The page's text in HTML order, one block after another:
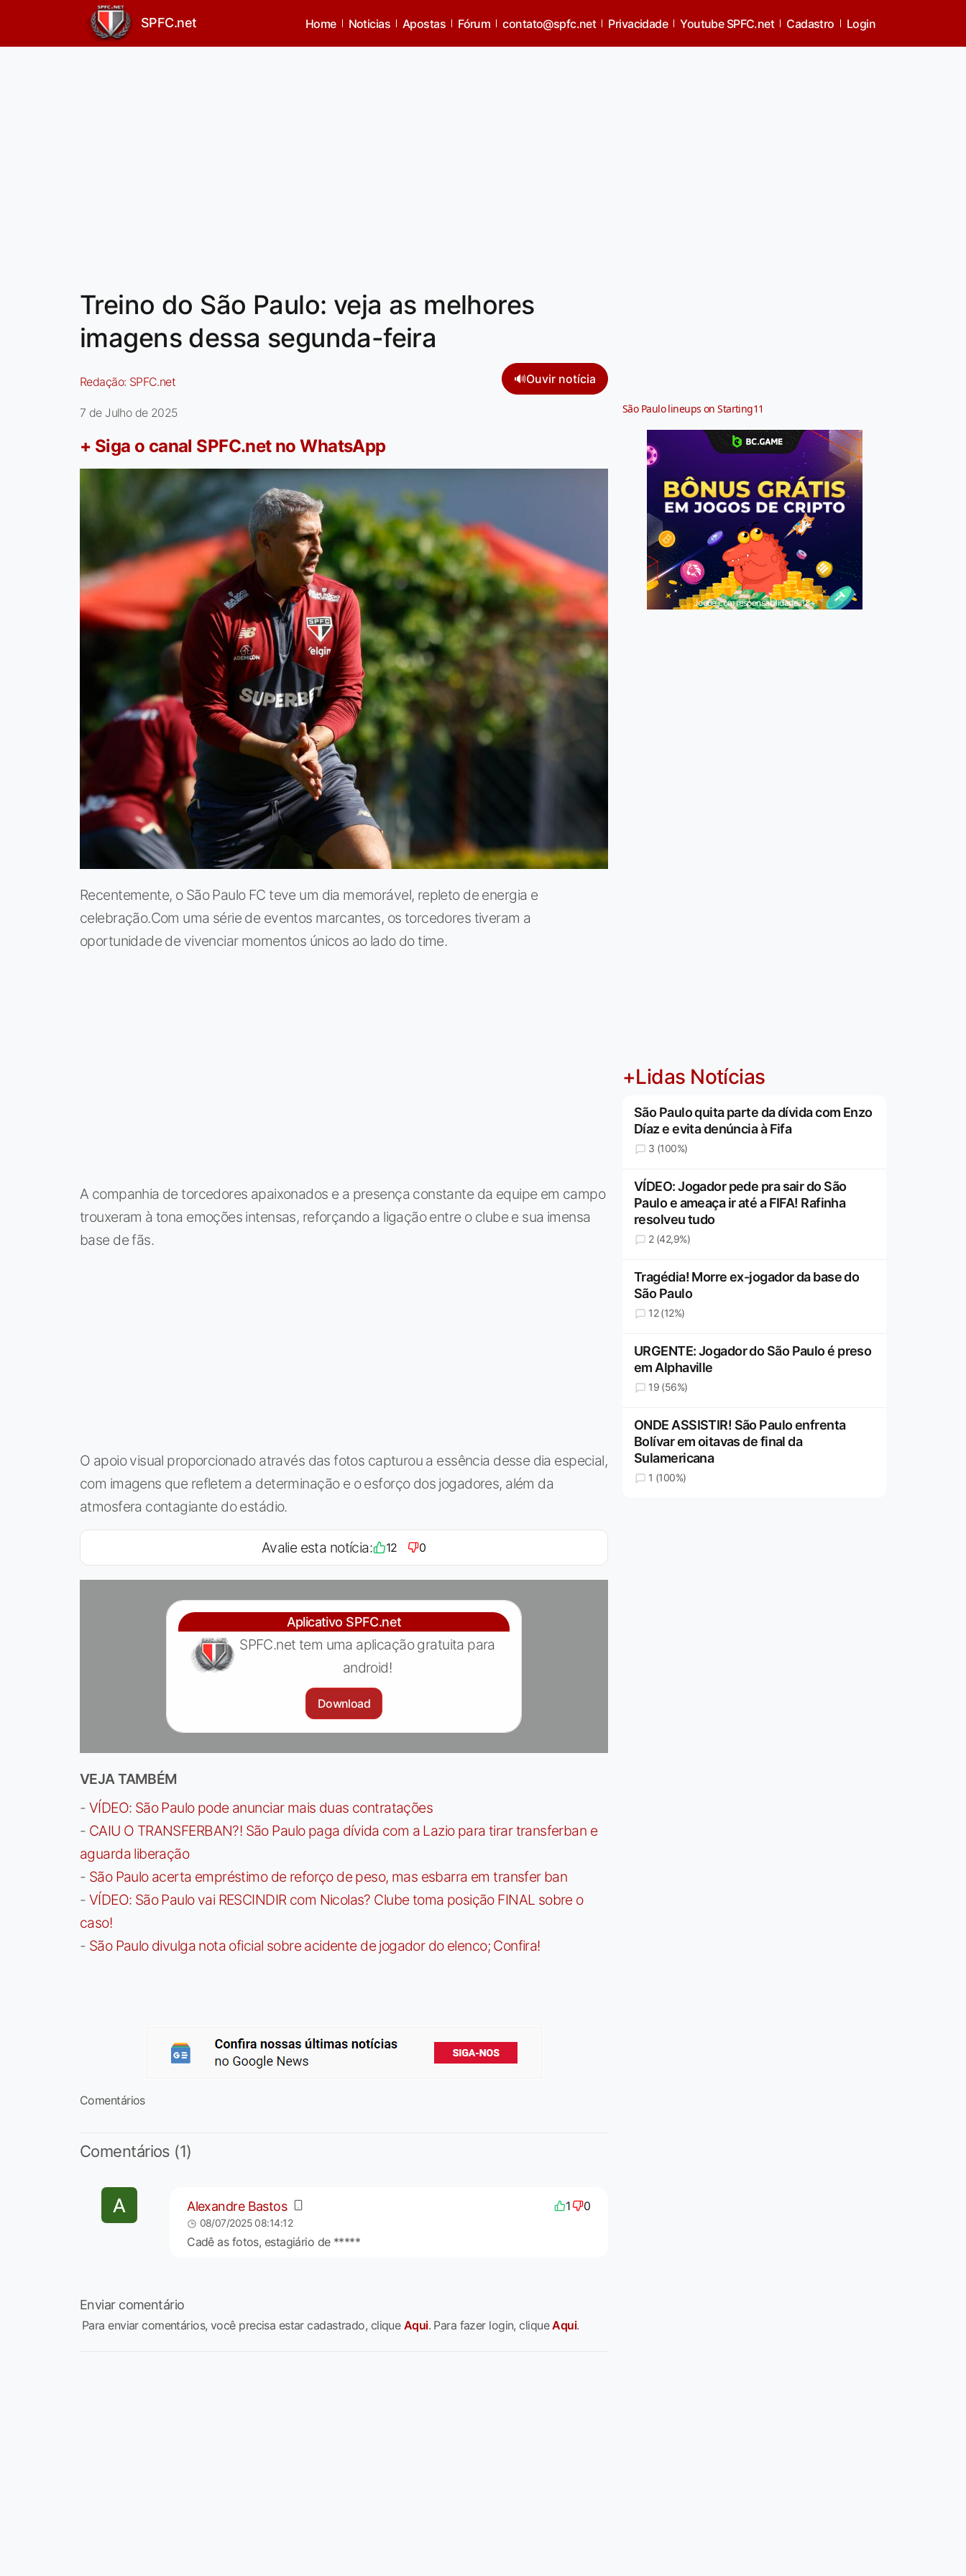
SPFC.net Home Noticias Apostas Fórum contato@spfc.net Privacidade Youtube SPFC.net Cadastro Login
Treino do São Paulo: veja as melhores
imagens dessa segunda-feira
Redação: SPFC.net 🔊Ouvir notícia
7 de Julho de 2025
+ Siga o canal SPFC.net no WhatsApp
Recentemente, o São Paulo FC teve um dia memorável, repleto de energia e
celebração.Com uma série de eventos marcantes, os torcedores tiveram a
oportunidade de vivenciar momentos únicos ao lado do time.
A companhia de torcedores apaixonados e a presença constante da equipe em campo
trouxeram à tona emoções intensas, reforçando a ligação entre o clube e sua imensa
base de fãs.
O apoio visual proporcionado através das fotos capturou a essência desse dia especial,
com imagens que refletem a determinação e o esforço dos jogadores, além da
atmosfera contagiante do estádio.
Avalie esta notícia: 12 0
Aplicativo SPFC.net
SPFC.net tem uma aplicação gratuita para
android!
Download
VEJA TAMBÉM
- VÍDEO: São Paulo pode anunciar mais duas contratações
- CAIU O TRANSFERBAN?! São Paulo paga dívida com a Lazio para tirar transferban e
aguarda liberação
- São Paulo acerta empréstimo de reforço de peso, mas esbarra em transfer ban
- VÍDEO: São Paulo vai RESCINDIR com Nicolas? Clube toma posição FINAL sobre o
caso!
- São Paulo divulga nota oficial sobre acidente de jogador do elenco; Confira!
Comentários
Comentários (1)
Alexandre Bastos 1 0
08/07/2025 08:14:12
Cadê as fotos, estagiário de *****
Enviar comentário
Para enviar comentários, você precisa estar cadastrado, clique Aqui. Para fazer login, cliqueAqui.
São Paulo lineups on Starting11
Jogue com responsabilidade. 18+
+Lidas Notícias
São Paulo quita parte da dívida com Enzo
Díaz e evita denúncia à Fifa
3 (100%)
VÍDEO: Jogador pede pra sair do São
Paulo e ameaça ir até a FIFA! Rafinha
resolveu tudo
2 (42,9%)
Tragédia! Morre ex-jogador da base do
São Paulo
12 (12%)
URGENTE: Jogador do São Paulo é preso
em Alphaville
19 (56%)
ONDE ASSISTIR! São Paulo enfrenta
Bolívar em oitavas de final da
Sulamericana
1 (100%)